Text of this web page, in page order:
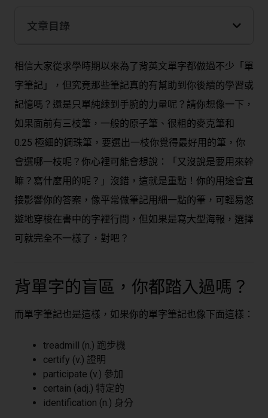
文章目錄
相信大家從求學時期以來為了背英文單字都做過不少「單
字筆記」，但究竟那些筆記真的有幫助到你後續的學習或
記憶嗎？還是只單純練到手腕的力量呢？請你想像一下，
如果面前有三枝筆，一般的原子筆、很粗的麥克筆和
0.25 極細的鋼珠筆，要選出一枝你覺得最好用的筆，你
會選哪一枝呢？你心裡可能會想說：「又沒說是要用來幹
嘛？寫什麼用的呢？」沒錯，這就是重點！你的用途會直
接影響你的答案，像平常做筆記用細一點的筆，可輕易悠
遊地穿梭在書中的字裡行間，但如果是寫大型海報，選擇
可就完全不一樣了，對吧？
背單字的盲區，你都踏入過嗎？
而單字筆記也是這樣，如果你的單字筆記也像下面這樣：
treadmill (n.) 跑步機
certify (v.) 證明
participate (v.) 參加
certain (adj.) 特定的
identification (n.) 身分